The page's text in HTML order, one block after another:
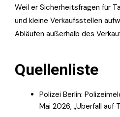
Weil er Sicherheitsfragen für
und kleine Verkaufsstellen
Abläufen außerhalb des
Quellenliste
Polizei Berlin:
Mai 2026, „Überfall auf